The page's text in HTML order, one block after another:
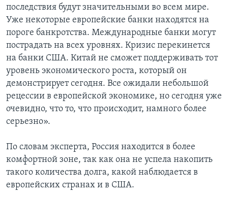
последствия будут значительными во всем мире.
Уже некоторые европейские банки находятся на
пороге банкротства. Международные банки могут
пострадать на всех уровнях. Кризис перекинется
на банки США. Китай не сможет поддерживать тот
уровень экономического роста, который он
демонстрирует сегодня. Все ожидали небольшой
рецессии в европейской экономике, но сегодня уже
очевидно, что то, что происходит, намного более
серьезно».
По словам эксперта, Россия находится в более
комфортной зоне, так как она не успела накопить
такого количества долга, какой наблюдается в
европейских странах и в США.